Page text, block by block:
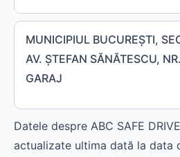
MUNICIPIUL BUCUREŞTI,
AV. ŞTEFAN SĂNĂTESCU,
GARAJ
Datele despre ABC SAFE
actualizate ultima dată la data